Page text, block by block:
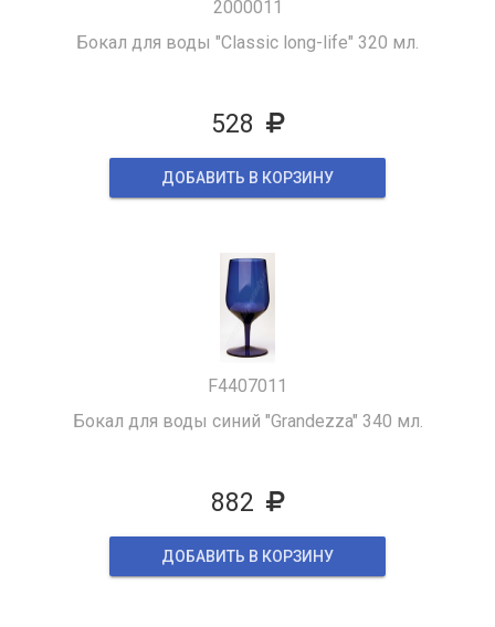
2000011
Бокал для воды "Classic long-life" 320 мл.
528
ДОБАВИТЬ В КОРЗИНУ
F4407011
Бокал для воды синий "Grandezza" 340 мл.
882
ДОБАВИТЬ В КОРЗИНУ